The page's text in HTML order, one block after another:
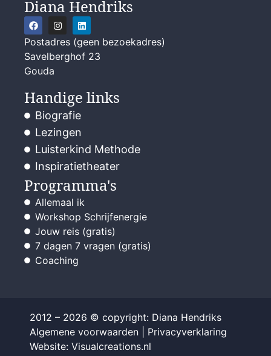
Diana Hendriks
Postadres (geen bezoekadres)
Savelberghof 23
Gouda
Handige links
Biografie
Lezingen
Luisterkind Methode
Inspiratietheater
Programma's
Allemaal ik
Workshop Schrijfenergie
Jouw reis (gratis)
7 dagen 7 vragen (gratis)
Coaching
2012 – 2026 © copyright: Diana Hendriks
Algemene voorwaarden
Privacyverklaring
Website: Visualcreations.nl